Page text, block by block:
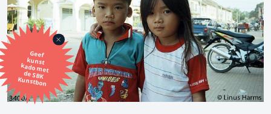
Geef
kunst
kado met
de SBK
Kunstbon